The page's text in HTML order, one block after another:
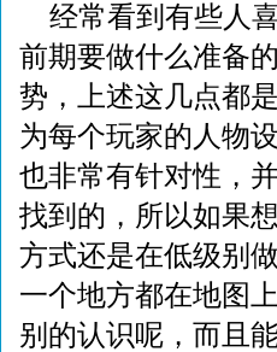
经常看到有些人
前期要做什么准备
势，上述这几点都
为每个玩家的人物
也非常有针对性，
找到的，所以如果
方式还是在低级别
一个地方都在地图
别的认识呢，而且